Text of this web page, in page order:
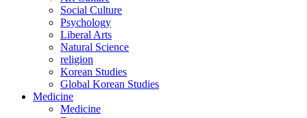
Social Culture
Psychology
Liberal Arts
Natural Science
religion
Korean Studies
Global Korean Studies
Medicine
Medicine